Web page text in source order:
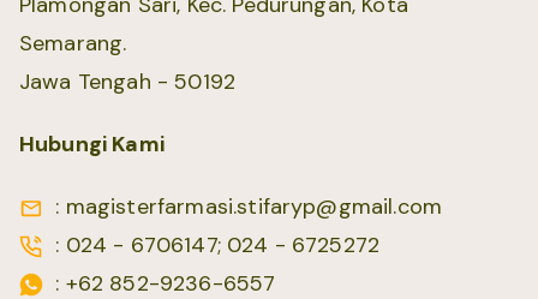
Semarang.
Jawa Tengah - 50192
Hubungi Kami
: magisterfarmasi.stifaryp@gmail.com
: 024 - 6706147; 024 - 6725272
: +62 852-9236-6557